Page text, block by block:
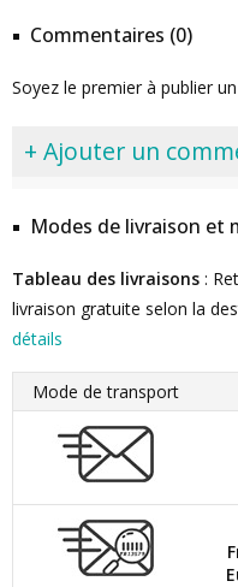
Commentaires (0)
Soyez le premier à publier
+ Ajouter un
Modes de livraison et
Tableau des livraisons :
livraison gratuite selon la
détails
Mode de transport